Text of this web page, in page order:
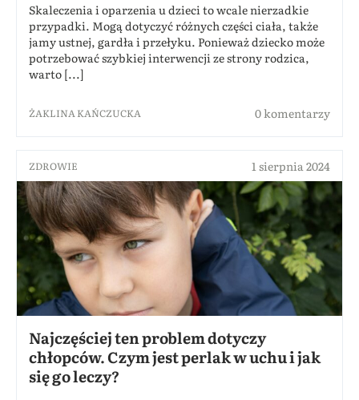
Skaleczenia i oparzenia u dzieci to wcale nierzadkie
przypadki. Mogą dotyczyć różnych części ciała, także
jamy ustnej, gardła i przełyku. Ponieważ dziecko może
potrzebować szybkiej interwencji ze strony rodzica,
warto [...]
ŻAKLINA KAŃCZUCKA 0 komentarzy
ZDROWIE 1 sierpnia 2024
Najczęściej ten problem dotyczy
chłopców. Czym jest perlak w uchu i jak
się go leczy?